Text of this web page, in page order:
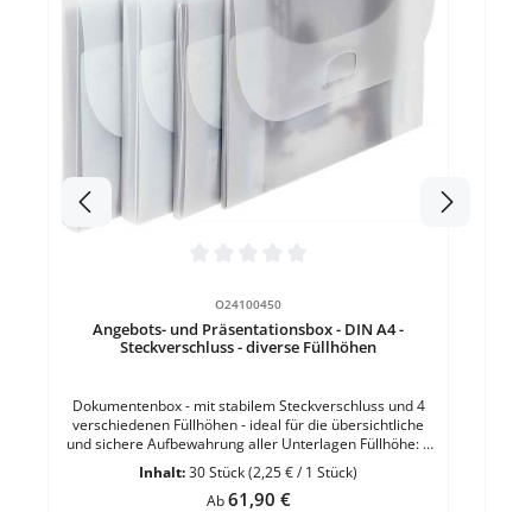
O24100450
Angebots- und Präsentationsbox - DIN A4 -
Steckverschluss - diverse Füllhöhen
Dokumentenbox - mit stabilem Steckverschluss und 4
verschiedenen Füllhöhen - ideal für die übersichtliche
und sichere Aufbewahrung aller Unterlagen Füllhöhe: 5
mm Material: strapazierfähiges PolypropylenFormat:
DIN A4Größe: 225 x 316 x 5 mmFarbe: Semi-
Transparent VE = 30 Stück
Inhalt:30 Stück(2,25 € / 1 Stück)
Regulärer Preis:
Ab61,90 €